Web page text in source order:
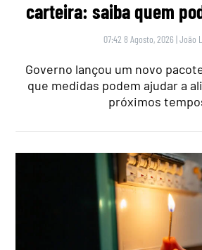
carteira: saiba quem
07:42 8 Agosto, 2026 |João
Governo lançou um novo
que medidas podem ajudar a
próximos